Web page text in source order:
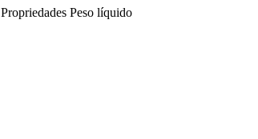
Propriedades Peso líquido